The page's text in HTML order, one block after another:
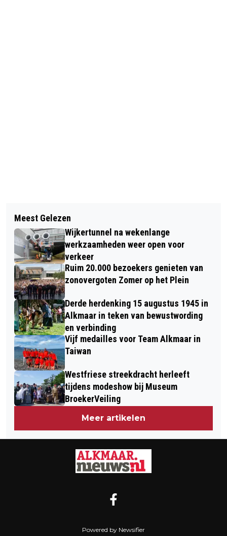
NACHTVLINDERSAFARI BIJ HORTUS
ALKMAAR
ELEKTRONICAKETEN BCC VRAAGT
UITSTEL VAN BETALING AAN
Meest Gelezen
Wijkertunnel na wekenlange
werkzaamheden weer open voor
verkeer
Ruim 20.000 bezoekers genieten van
zonovergoten Zomer op het Plein
Derde herdenking 15 augustus 1945 in
Alkmaar in teken van bewustwording
en verbinding
Vijf medailles voor Team Alkmaar in
Taiwan
Westfriese streekdracht herleeft
tijdens modeshow bij Museum
BroekerVeiling
Meer artikelen
Powered by Newsifier